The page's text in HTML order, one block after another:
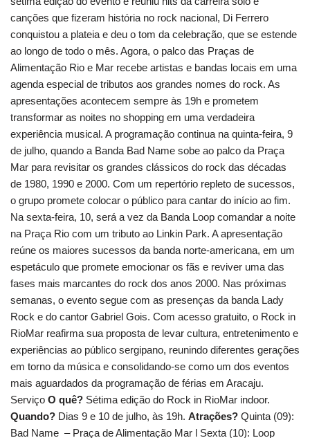
canções que fizeram história no rock nacional, Di Ferrero
conquistou a plateia e deu o tom da celebração, que se estende
ao longo de todo o mês. Agora, o palco das Praças de
Alimentação Rio e Mar recebe artistas e bandas locais em uma
agenda especial de tributos aos grandes nomes do rock. As
apresentações acontecem sempre às 19h e prometem
transformar as noites no shopping em uma verdadeira
experiência musical. A programação continua na quinta-feira, 9
de julho, quando a Banda Bad Name sobe ao palco da Praça
Mar para revisitar os grandes clássicos do rock das décadas
de 1980, 1990 e 2000. Com um repertório repleto de sucessos,
o grupo promete colocar o público para cantar do início ao fim.
Na sexta-feira, 10, será a vez da Banda Loop comandar a noite
na Praça Rio com um tributo ao Linkin Park. A apresentação
reúne os maiores sucessos da banda norte-americana, em um
espetáculo que promete emocionar os fãs e reviver uma das
fases mais marcantes do rock dos anos 2000. Nas próximas
semanas, o evento segue com as presenças da banda Lady
Rock e do cantor Gabriel Gois. Com acesso gratuito, o Rock in
RioMar reafirma sua proposta de levar cultura, entretenimento e
experiências ao público sergipano, reunindo diferentes gerações
em torno da música e consolidando-se como um dos eventos
mais aguardados da programação de férias em Aracaju.
Serviço O quê? Sétima edição do Rock in RioMar indoor.
Quando? Dias 9 e 10 de julho, às 19h. Atrações? Quinta (09):
Bad Name – Praça de Alimentação Mar l Sexta (10): Loop